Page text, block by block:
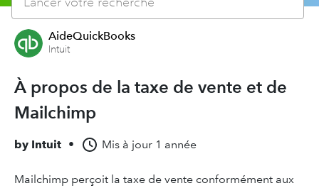
AideQuickBooks
Intuit
À propos de la taxe de vente et de
Mailchimp
by Intuit • Mis à jour 1 année
Mailchimp perçoit la taxe de vente conformément aux